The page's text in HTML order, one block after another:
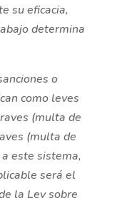
su eficacia,
determina
o
como leves
(multa de
(multa de
este sistema,
será el
la Ley sobre